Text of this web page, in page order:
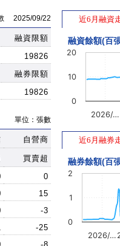
2025/09/22
融資限額
19826
融券限額
19826
單位：張數
自營商
買賣超
0
15
-3
-25
近6月融資
融資餘額(百
2026/…
0
10
20
近6月融券
融券餘額(百
2026/…
0
1
2